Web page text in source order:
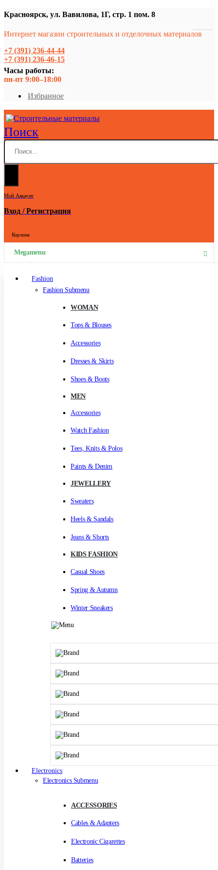
Красноярск, ул. Вавилова, 1Г, стр. 1 пом. 8
Интернет магазин строительных и отделочных материалов
+7 (391) 236-44-44
+7 (391) 236-46-15
Часы работы:
пн-пт 9:00–18:00
Избранное
Поиск
Мой Аккаунт
Вход / Регистрация
Корзина
Megamenu
Fashion
Fashion Submenu
WOMAN
Tops & Blouses
Accessories
Dresses & Skirts
Shoes & Boots
MEN
Accessories
Watch Fashion
Tees, Knits & Polos
Paints & Denim
JEWELLERY
Sweaters
Heels & Sandals
Jeans & Shorts
KIDS FASHION
Casual Shoes
Spring & Autumn
Winter Sneakers
Electronics
Electronics Submenu
ACCESSORIES
Cables & Adapters
Electronic Cigarettes
Batteries